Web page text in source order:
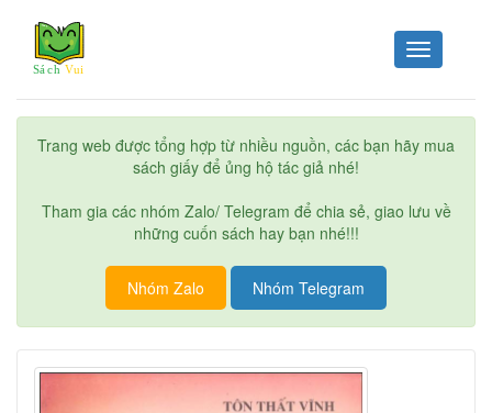
Toggle
navigation
Trang web được tổng hợp từ nhiều nguồn, các bạn hãy mua
sách giấy để ủng hộ tác giả nhé!
Tham gia các nhóm Zalo/ Telegram để chia sẻ, giao lưu về
những cuốn sách hay bạn nhé!!!
Nhóm Zalo Nhóm Telegram